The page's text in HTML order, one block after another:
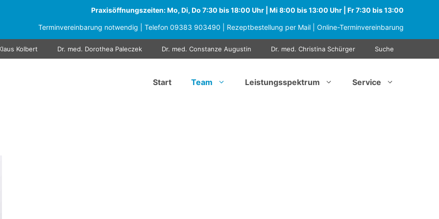
Praxisöffnungszeiten: Mo, Di, Do 7:30 bis 18:00 Uhr | Mi 8:00 bis 13:00 Uhr | Fr 7:30 bis 13:00
Terminvereinbarung notwendig | Telefon 09383 903490 Rezeptbestellung per Mail Online-Terminvereinbarung
Kolbert Dr. med. Dorothea Paleczek Dr. med. Constanze Augustin Dr. med. Christina Schürger Suche
Start Team Leistungsspektrum Service